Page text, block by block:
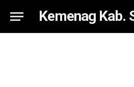
Kemenag Kab.